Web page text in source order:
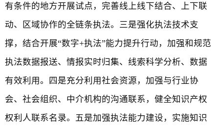
有条件的地方开展试点，完善线上线下结合、上下联
动、区域协作的全链条执法。三是强化执法技术支
撑，结合开展“数字+执法”能力提升行动，加强和规范
执法数据报送、情报实时归集、线索科学分析、数据
有效利用。四是充分利用社会资源，加强与行业协
会、社会组织、中介机构的沟通联系，健全知识产权
权利人联系名录。五是加强执法能力建设，实施知识